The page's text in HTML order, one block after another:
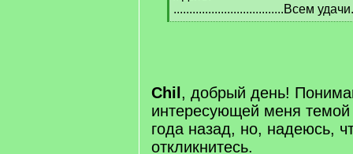
...................................Всем удачи.
[
Chil , добрый день!
интересующей меня
года назад, но, надеюсь,
откликнитесь.